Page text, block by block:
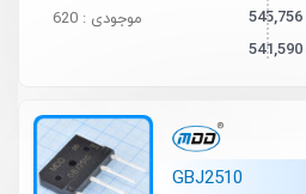
موجودی : 620
GBJ2510